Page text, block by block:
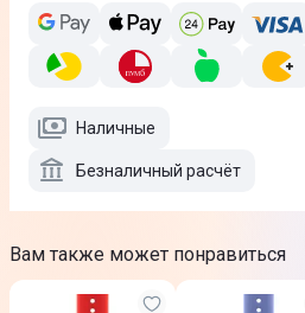
Наличные
Безналичный расчёт
Вам также может понравиться